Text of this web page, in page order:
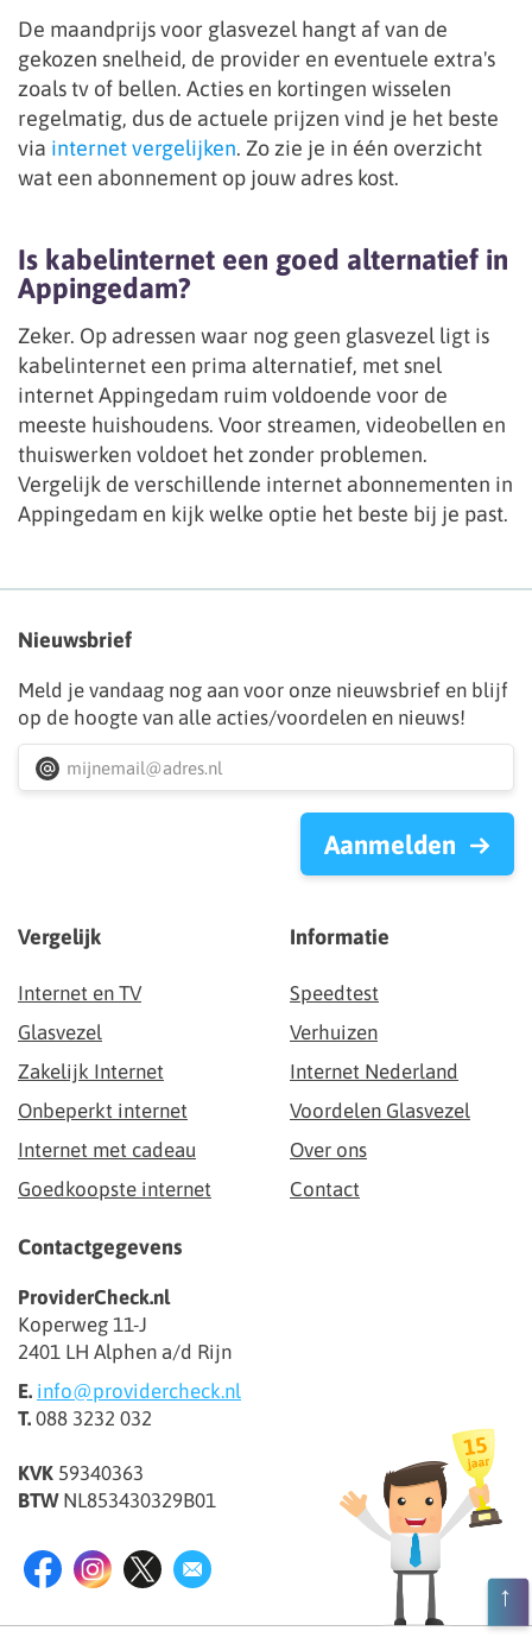
De maandprijs voor glasvezel hangt af van de
gekozen snelheid, de provider en eventuele extra's
zoals tv of bellen. Acties en kortingen wisselen
regelmatig, dus de actuele prijzen vind je het beste
via internet vergelijken. Zo zie je in één overzicht
wat een abonnement op jouw adres kost.
Is kabelinternet een goed alternatief in
Appingedam?
Zeker. Op adressen waar nog geen glasvezel ligt is
kabelinternet een prima alternatief, met snel
internet Appingedam ruim voldoende voor de
meeste huishoudens. Voor streamen, videobellen en
thuiswerken voldoet het zonder problemen.
Vergelijk de verschillende internet abonnementen in
Appingedam en kijk welke optie het beste bij je past.
Nieuwsbrief
Meld je vandaag nog aan voor onze nieuwsbrief en blijf
op de hoogte van alle acties/voordelen en nieuws!
Aanmelden
Contactgegevens
ProviderCheck.nl
Koperweg 11-J
2401 LH Alphen a/d Rijn
E. info@providercheck.nl
T. 088 3232 032
KVK 59340363
BTWNL853430329B01
Vergelijk
Internet en TV
Glasvezel
Zakelijk Internet
Onbeperkt internet
Internet met cadeau
Goedkoopste internet
Informatie
Speedtest
Verhuizen
Internet Nederland
Voordelen Glasvezel
Over ons
Contact